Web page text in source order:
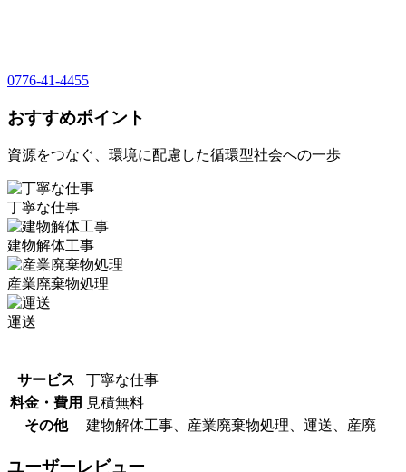
0776-41-4455
おすすめポイント
資源をつなぐ、環境に配慮した循環型社会への一歩
丁寧な仕事
建物解体工事
産業廃棄物処理
運送
サービス
丁寧な仕事
料金・費用 見積無料
その他
建物解体工事、産業廃棄物処理、運送、産廃
ユーザーレビュー